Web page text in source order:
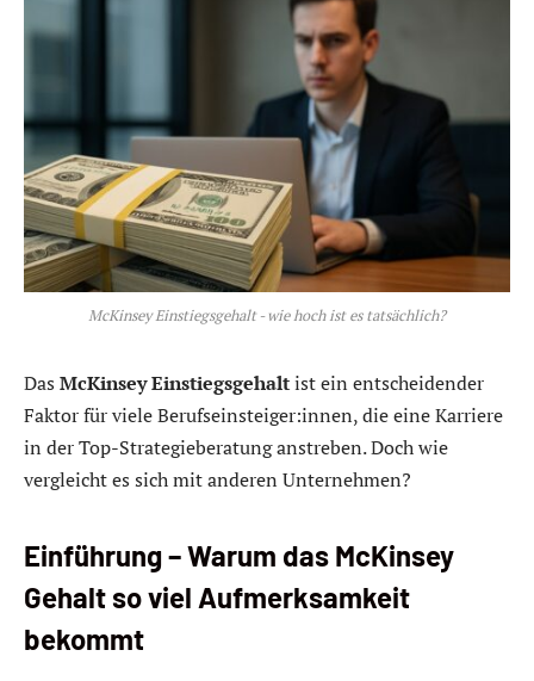
McKinsey Einstiegsgehalt - wie hoch ist es tatsächlich?
Das McKinsey Einstiegsgehaltist ein entscheidender
Faktor für viele Berufseinsteiger:innen, die eine Karriere
in der Top-Strategieberatung anstreben. Doch wie
vergleicht es sich mit anderen Unternehmen?
Einführung – Warum das McKinsey
Gehalt so viel Aufmerksamkeit
bekommt